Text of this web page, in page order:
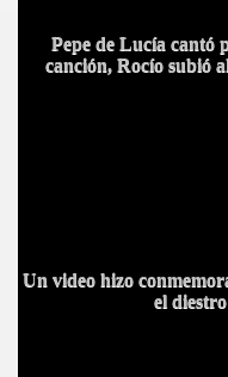
Pepe de Lucía cantó
canción, Rocío subió
Un video hizo
el